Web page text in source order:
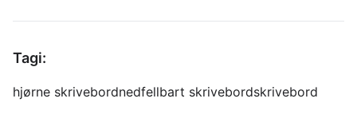
Tagi:
hjørne skrivebordnedfellbart skrivebordskrivebord